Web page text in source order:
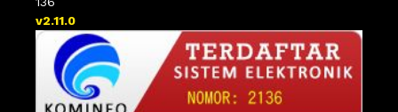
v2.11.0